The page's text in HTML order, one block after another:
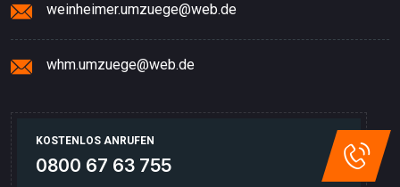
weinheimer.umzuege@web.de
whm.umzuege@web.de
KOSTENLOS ANRUFEN
0800 67 63 755